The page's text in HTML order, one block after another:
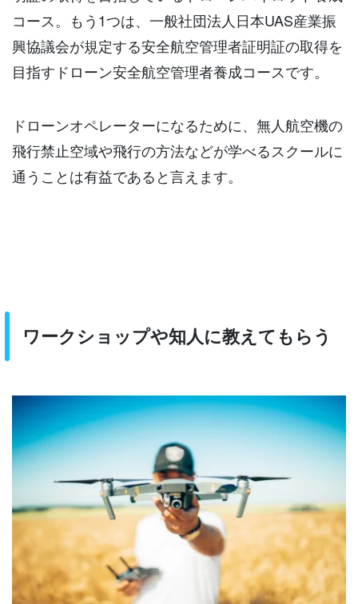
コース。もう1つは、一般社団法人日本UAS産業振
興協議会が規定する安全航空管理者証明証の取得を
目指すドローン安全航空管理者養成コースです。
ドローンオペレーターになるために、無人航空機の
飛行禁止空域や飛行の方法などが学べるスクールに
通うことは有益であると言えます。
ワークショップや知人に教えてもらう